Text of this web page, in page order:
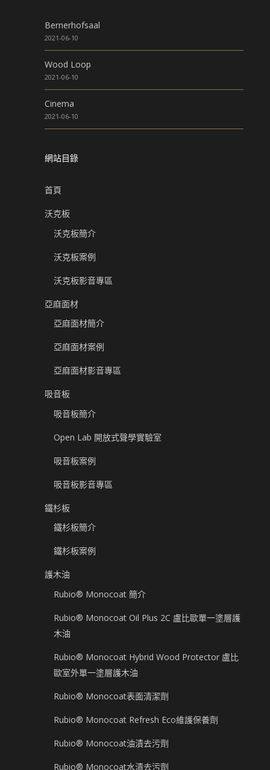
Bernerhofsaal
2021-06-10
Wood Loop
2021-06-10
Cinema
2021-06-10
網站目錄
首頁
沃克板
沃克板簡介
沃克板案例
沃克板影音專區
亞麻面材
亞麻面材簡介
亞麻面材案例
亞麻面材影音專區
吸音板
吸音板簡介
Open Lab 開放式聲學實驗室
吸音板案例
吸音板影音專區
鐵杉板
鐵杉板簡介
鐵杉板案例
護木油
Rubio® Monocoat 簡介
Rubio® Monocoat Oil Plus 2C 盧比歐單一塗層護
木油
Rubio® Monocoat Hybrid Wood Protector 盧比
歐室外單一塗層護木油
Rubio® Monocoat表面清潔劑
Rubio® Monocoat Refresh Eco維護保養劑
Rubio® Monocoat油漬去污劑
Rubio® Monocoat水漬去污劑